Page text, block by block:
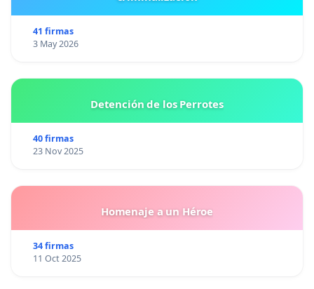
41 firmas
3 May 2026
Detención de los Perrotes
40 firmas
23 Nov 2025
Homenaje a un Héroe
34 firmas
11 Oct 2025